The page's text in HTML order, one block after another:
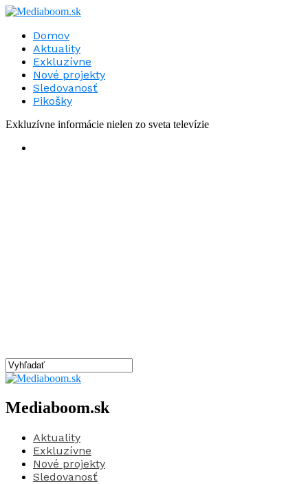
Domov
Aktuality
Exkluzívne
Nové projekty
Sledovanosť
Pikošky
Exkluzívne informácie nielen zo sveta televízie
Mediaboom.sk
Aktuality
Exkluzívne
Nové projekty
Sledovanosť